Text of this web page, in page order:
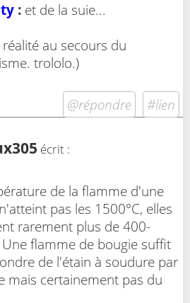
: et de la suie...
au secours du
trololo.)
@répondre #lien
écrit :
de la flamme d'une
pas les 1500°C, elles
rarement plus de 400-
Une flamme de bougie suffit
de l'étain à soudure par
mais certainement pas du